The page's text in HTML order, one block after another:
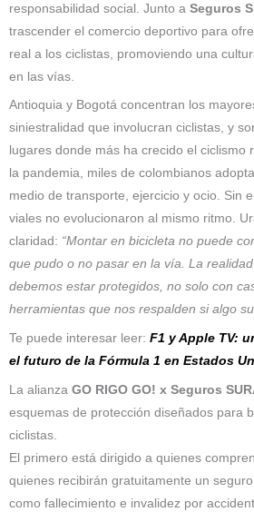
responsabilidad social. Junto a Seguros
trascender el comercio deportivo para
real a los ciclistas, promoviendo una
en las vías.
Antioquia y Bogotá concentran los
siniestralidad que involucran ciclistas, y
lugares donde más ha crecido el ciclismo
la pandemia, miles de colombianos
medio de transporte, ejercicio y ocio. Sin
viales no evolucionaron al mismo ritmo.
claridad: “Montar en bicicleta no puede
que pudo o no pasar en la vía. La
debemos estar protegidos, no solo con
herramientas que nos respalden si algo
Te puede interesar leer: F1 y Apple TV:
el futuro de la Fórmula 1 en Estados
La alianza GO RIGO GO! x Seguros
esquemas de protección diseñados para
ciclistas.
El primero está dirigido a quienes
quienes recibirán gratuitamente un
como fallecimiento e invalidez por